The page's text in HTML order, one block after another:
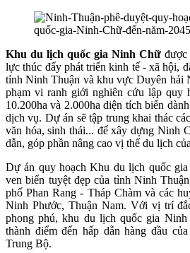
Khu du lịch quốc gia Ninh Chữ được
lực thúc đẩy phát triển kinh tế - xã hội,
tỉnh Ninh Thuận và khu vực Duyên hải
phạm vi ranh giới nghiên cứu lập quy
10.200ha và 2.000ha diện tích biển
dịch vụ. Dự án sẽ tập trung khai thác
văn hóa, sinh thái... để xây dựng Ninh
dẫn, góp phần nâng cao vị thế du lịch
Dự án quy hoạch Khu du lịch quốc
ven biển tuyệt đẹp của tỉnh Ninh
phố Phan Rang - Tháp Chàm và các
Ninh Phước, Thuận Nam. Với vị trí
phong phú, khu du lịch quốc gia
thành điểm đến hấp dẫn hàng đầu
Trung Bộ.